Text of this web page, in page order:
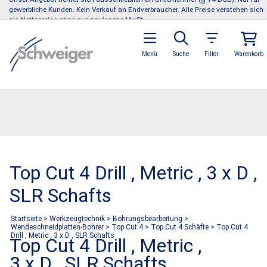
Top Cut 4 Drill , Metric , 3 x D ,
SLR Schafts
Startseite > Werkzeugtechnik > Bohrungsbearbeitung >
Wendeschneidplatten-Bohrer > Top Cut 4> Top Cut 4 Schäfte > Top Cut 4
Drill , Metric , 3 x D , SLR Schafts
Top Cut 4 Drill , Metric ,
Warenkorb
Filter
Suche
Menü
gewerbliche Kunden. Kein Verkauf an Endverbraucher. Alle Preise verstehen sich
als Nettopreise ohne ausgewiesene MwSt.